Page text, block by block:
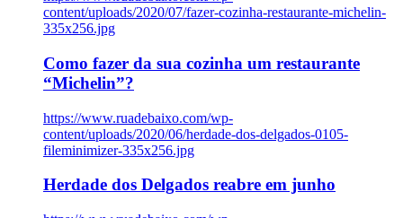
content/uploads/2020/07/fazer-cozinha-restaurante-michelin-
335x256.jpg
Como fazer da sua cozinha um restaurante
“Michelin”?
https://www.ruadebaixo.com/wp-
content/uploads/2020/06/herdade-dos-delgados-0105-
fileminimizer-335x256.jpg
Herdade dos Delgados reabre em junho